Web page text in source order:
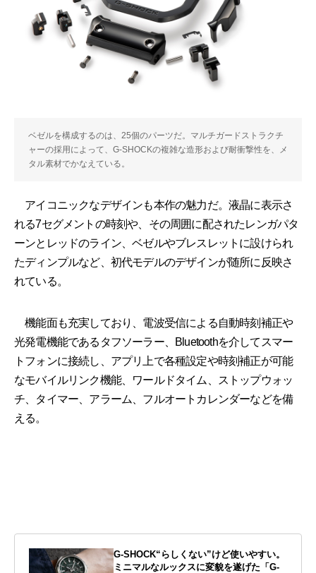
ベゼルを構成するのは、25個のパーツだ。マルチガードストラクチ
ャーの採用によって、G-SHOCKの複雑な造形および耐衝撃性を、メ
タル素材でかなえている。
アイコニックなデザインも本作の魅力だ。液晶に表示さ
れる7セグメントの時刻や、その周囲に配されたレンガパタ
ーンとレッドのライン、ベゼルやブレスレットに設けられ
たディンプルなど、初代モデルのデザインが随所に反映さ
れている。
機能面も充実しており、電波受信による自動時刻補正や
光発電機能であるタフソーラー、Bluetoothを介してスマー
トフォンに接続し、アプリ上で各種設定や時刻補正が可能
なモバイルリンク機能、ワールドタイム、ストップウォッ
チ、タイマー、アラーム、フルオートカレンダーなどを備
える。
G-SHOCK“らしくない”けど使いやすい。
ミニマルなルックスに変貌を遂げた「G-